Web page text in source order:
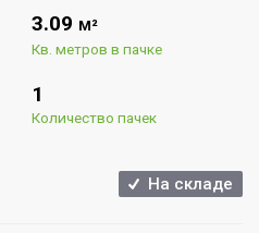
3.09 М²
Кв. метров в пачке
1
Количество пачек
На складе